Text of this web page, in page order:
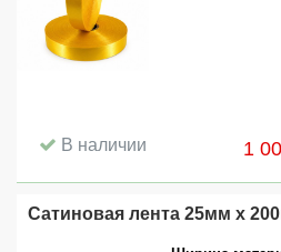
В наличии 1
Сатиновая лента 25мм x